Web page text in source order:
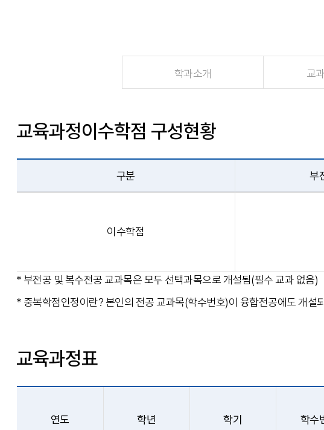
학과소개 교
교육과정이수학점 구성현황
구분 부
이수학점
* 부전공 및 복수전공 교과목은 모두 선택과목으로 개설됨(필수 교과 없음)
* 중복학점인정이란? 본인의 전공 교과목(학수번호)이 융합전공에도 개
교육과정표
연도 학년 학기 학수